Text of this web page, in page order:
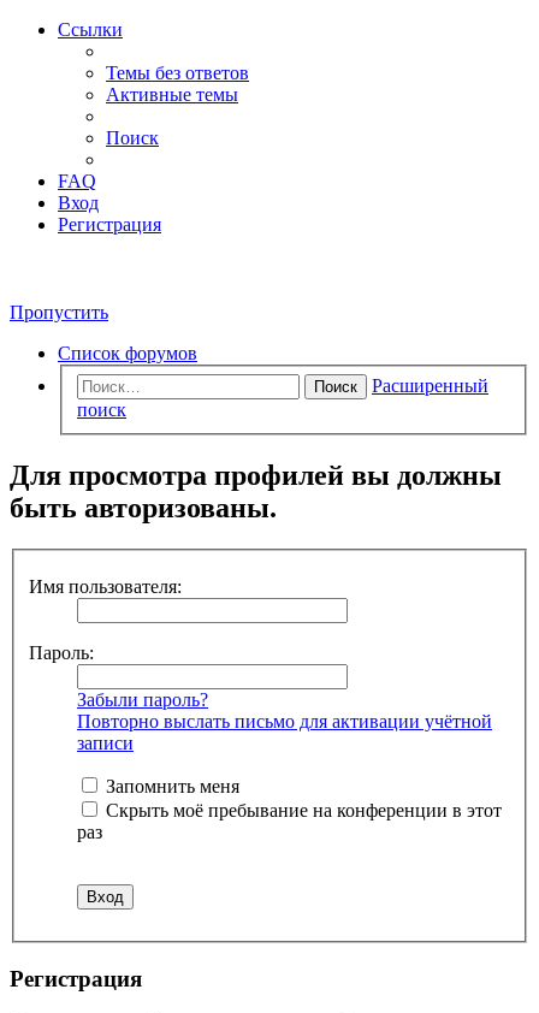
Ссылки
Темы без ответов
Активные темы
Поиск
FAQ
Вход
Регистрация
Пропустить
Список форумов
Поиск
Расширенный
поиск
Для просмотра профилей вы должны
быть авторизованы.
Имя пользователя:
Пароль:
Забыли пароль?
Повторно выслать письмо для активации учётной
записи
Запомнить меня
Скрыть моё пребывание на конференции в этот
раз
Регистрация